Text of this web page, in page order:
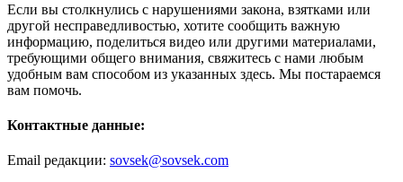
Если вы столкнулись с нарушениями закона, взятками или
другой несправедливостью, хотите сообщить важную
информацию, поделиться видео или другими материалами,
требующими общего внимания, свяжитесь с нами любым
удобным вам способом из указанных здесь. Мы постараемся
вам помочь.
Контактные данные:
Email редакции: sovsek@sovsek.com